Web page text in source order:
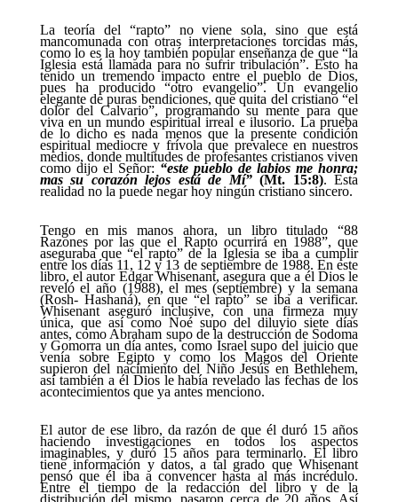
La teoría del “rapto” no viene sola, sino que está
mancomunada con otras interpretaciones torcidas más,
como lo es la hoy también popular enseñanza de que “la
Iglesia está llamada para no sufrir tribulación”. Esto ha
tenido un tremendo impacto entre el pueblo de Dios,
pues ha producido “otro evangelio”. Un evangelio
elegante de puras bendiciones, que quita del cristiano “el
dolor del Calvario”, programando su mente para que
viva en un mundo espiritual irreal e ilusorio. La prueba
de lo dicho es nada menos que la presente condición
espiritual mediocre y frívola que prevalece en nuestros
medios, donde multitudes de profesantes cristianos viven
como dijo el Señor: “este pueblo de labios me honra;
mas su corazón lejos está de Mí”(Mt. 15:8). Esta
realidad no la puede negar hoy ningún cristiano sincero.
Tengo en mis manos ahora, un libro titulado “88
Razones por las que el Rapto ocurrirá en 1988”, que
aseguraba que “el rapto” de la Iglesia se iba a cumplir
entre los días 11, 12 y 13 de septiembre de 1988. En este
libro, el autor Edgar Whisenant, asegura que a él Dios le
reveló el año (1988), el mes (septiembre) y la semana
(Rosh- Hashaná), en que “el rapto” se iba a verificar.
Whisenant aseguró inclusive, con una firmeza muy
única, que así como Noé supo del diluvio siete días
antes, como Abraham supo de la destrucción de Sodoma
y Gomorra un día antes, como Israel supo del juicio que
venía sobre Egipto y como los Magos del Oriente
supieron del nacimiento del Niño Jesús en Bethlehem,
así también a él Dios le había revelado las fechas de los
acontecimientos que ya antes menciono.
El autor de ese libro, da razón de que él duró 15 años
haciendo investigaciones en todos los aspectos
imaginables, y duró 15 años para terminarlo. El libro
tiene información y datos, a tal grado que Whisenant
pensó que él iba a convencer hasta al más incrédulo.
Entre el tiempo de la redacción del libro y de la
distribución del mismo, pasaron cerca de 20 años. Así